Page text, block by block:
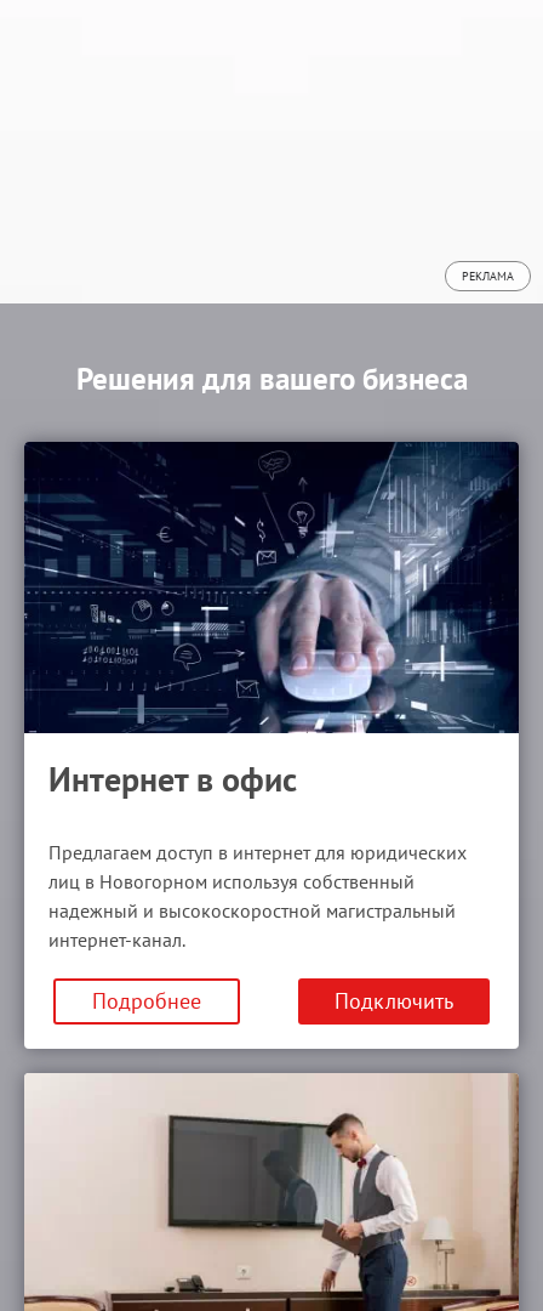
РЕКЛАМА
Решения для вашего бизнеса
Интернет в офис
Предлагаем доступ в интернет для юридических
лиц в Новогорном используя собственный
надежный и высокоскоростной магистральный
интернет‑канал.
Подробнее Подключить